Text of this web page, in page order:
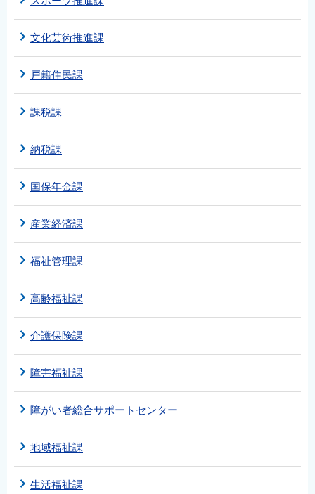
文化芸術推進課
戸籍住民課
課税課
納税課
国保年金課
産業経済課
福祉管理課
高齢福祉課
介護保険課
障害福祉課
障がい者総合サポートセンター
地域福祉課
生活福祉課